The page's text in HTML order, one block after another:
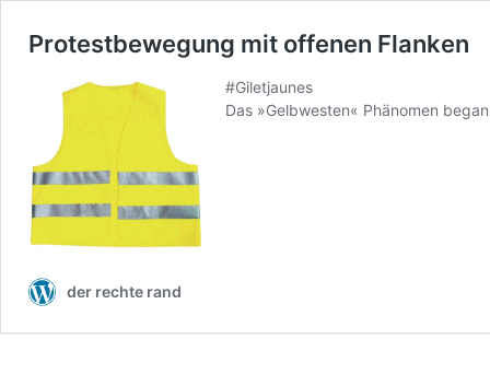
Protestbewegung mit offenen Flanken
#Giletjaunes
Das »Gelbwesten« Phänomen
der rechte rand